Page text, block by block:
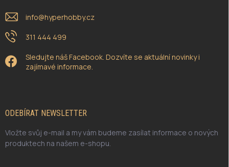
info@hyperhobby.cz
311 444 499
Sledujte náš Facebook. Dozvíte se aktuální novinky i
zajímavé informace.
ODEBÍRAT NEWSLETTER
Vložte svůj e-mail a my vám budeme zasílat informace o nových
produktech na našem e-shopu.